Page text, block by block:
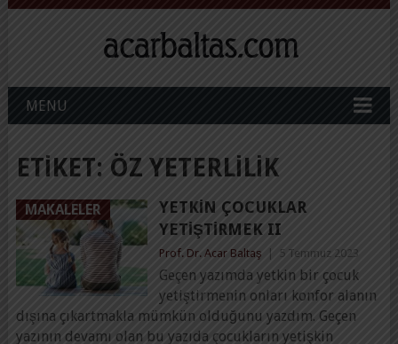
MENU
ETIKET: ÖZ YETERLILIK
MAKALELER
YETKIN ÇOCUKLAR
YETIŞTIRMEK II
Prof. Dr. Acar Baltaş 5 Temmuz 2023
Geçen yazımda yetkin bir çocuk
yetiştirmenin onları konfor alanın
dışına çıkartmakla mümkün olduğunu yazdım. Geçen
yazının devamı olan bu yazıda çocukların yetişkin